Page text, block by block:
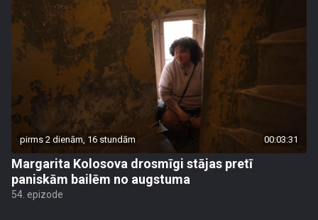
pirms 2 dienām, 16 stundām 00:03:31
Margarita Kolosova drosmīgi stājas pretī
paniskām bailēm no augstuma
54. epizode